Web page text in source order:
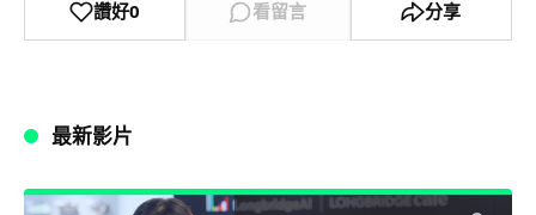
讚好0 看留言 分享
最新影片